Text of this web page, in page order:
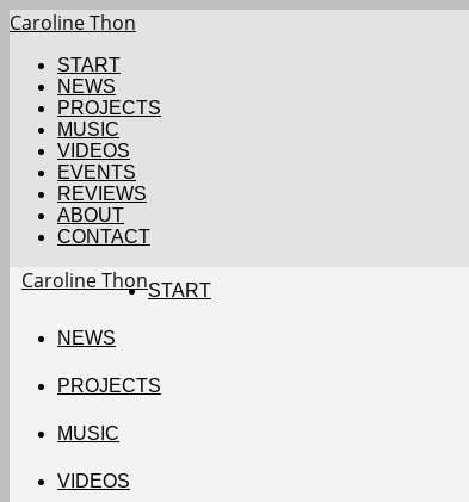
Caroline Thon
START
NEWS
PROJECTS
MUSIC
VIDEOS
EVENTS
REVIEWS
ABOUT
CONTACT
Caroline ThonSTART
NEWS
PROJECTS
MUSIC
VIDEOS